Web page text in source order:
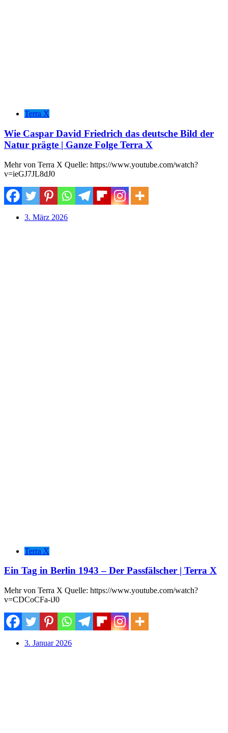
Terra X
Wie Caspar David Friedrich das deutsche Bild der
Natur prägte | Ganze Folge Terra X
Mehr von Terra X Quelle: https://www.youtube.com/watch?
v=ieGJ7JL8dJ0
3. März 2026
Terra X
Ein Tag in Berlin 1943 – Der Passfälscher | Terra X
Mehr von Terra X Quelle: https://www.youtube.com/watch?
v=CDCoCFa-iJ0
3. Januar 2026